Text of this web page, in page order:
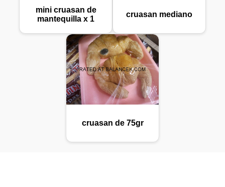
mini cruasan de
mantequilla x 1
cruasan mediano
cruasan de 75gr